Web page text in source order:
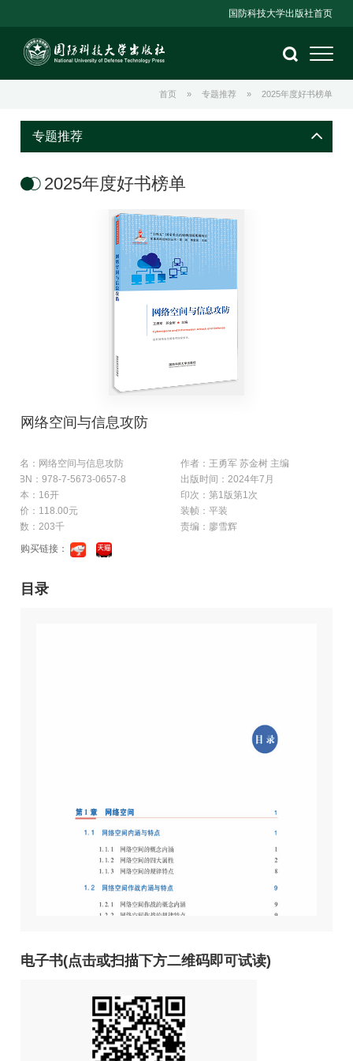
国防科技大学出版社首页
首页 » 专题推荐 » 2025年度好书榜单
专题推荐
2025年度好书榜单
网络空间与信息攻防
书名：网络空间与信息攻防
作者：王勇军 苏金树 主编
ISBN：978-7-5673-0657-8
出版时间：2024年7月
开本：16开
印次：第1版第1次
定价：118.00元
装帧：平装
字数：203千
责编：廖雪辉
购买链接：
目录
电子书(点击或扫描下方二维码即可试读)